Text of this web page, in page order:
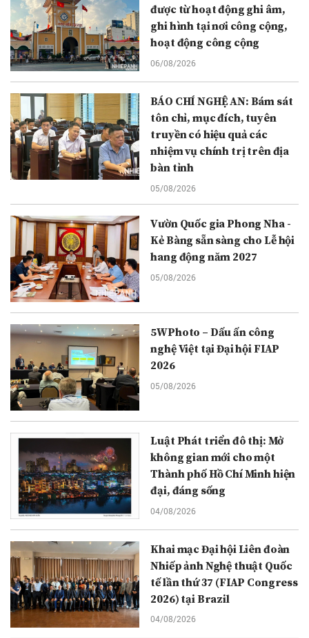
được từ hoạt động ghi âm,
ghi hình tại nơi công cộng,
hoạt động công cộng
06/08/2026
BÁO CHÍ NGHỆ AN: Bám sát
tôn chỉ, mục đích, tuyên
truyền có hiệu quả các
nhiệm vụ chính trị trên địa
bàn tỉnh
05/08/2026
Vườn Quốc gia Phong Nha -
Kẻ Bàng sẵn sàng cho Lễ hội
hang động năm 2027
05/08/2026
5WPhoto – Dấu ấn công
nghệ Việt tại Đại hội FIAP
2026
05/08/2026
Luật Phát triển đô thị: Mở
không gian mới cho một
Thành phố Hồ Chí Minh hiện
đại, đáng sống
04/08/2026
Khai mạc Đại hội Liên đoàn
Nhiếp ảnh Nghệ thuật Quốc
tế lần thứ 37 (FIAP Congress
2026) tại Brazil
04/08/2026